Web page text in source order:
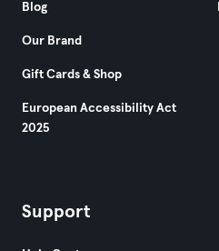
Blog
Our Brand
Gift Cards & Shop
European Accessibility Act
2025
Support